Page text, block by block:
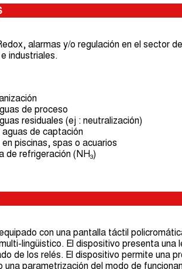
alarmas y/o regulación en el sector
industriales.
de proceso
residuales (ej : neutralización)
de captación
piscinas, spas o acuarios
de refrigeración (NH₃)
con una pantalla táctil
lingüistico. El dispositivo presenta una
de los relés. El dispositivo permite una
una parametrización del modo de